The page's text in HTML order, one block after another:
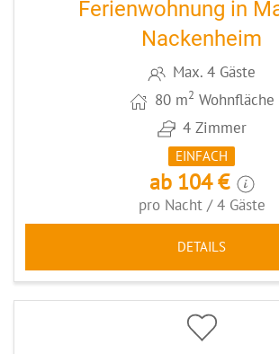
Ferienwohnung in
Nackenheim
Max. 4 Gäste
80 m2 Wohnfläche
4 Zimmer
EINFACH
ab 104 €
pro Nacht / 4 Gäste
DETAILS
6